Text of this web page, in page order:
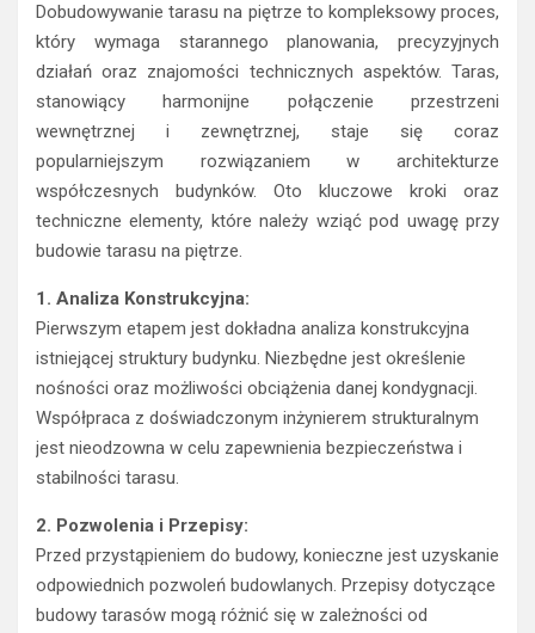
Dobudowywanie tarasu na piętrze to kompleksowy proces,
który wymaga starannego planowania, precyzyjnych
działań oraz znajomości technicznych aspektów. Taras,
stanowiący harmonijne połączenie przestrzeni
wewnętrznej i zewnętrznej, staje się coraz
popularniejszym rozwiązaniem w architekturze
współczesnych budynków. Oto kluczowe kroki oraz
techniczne elementy, które należy wziąć pod uwagę przy
budowie tarasu na piętrze.
1. Analiza Konstrukcyjna:
Pierwszym etapem jest dokładna analiza konstrukcyjna
istniejącej struktury budynku. Niezbędne jest określenie
nośności oraz możliwości obciążenia danej kondygnacji.
Współpraca z doświadczonym inżynierem strukturalnym
jest nieodzowna w celu zapewnienia bezpieczeństwa i
stabilności tarasu.
2. Pozwolenia i Przepisy:
Przed przystąpieniem do budowy, konieczne jest uzyskanie
odpowiednich pozwoleń budowlanych. Przepisy dotyczące
budowy tarasów mogą różnić się w zależności od